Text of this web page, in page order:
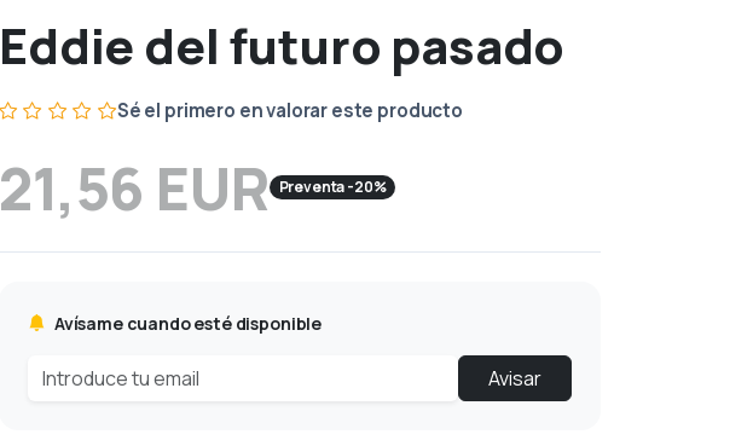
Eddie del futuro pasado
Sé el primero en valorar este producto
21,56 EUR Preventa -20%
Avísame cuando esté disponible
Avisar